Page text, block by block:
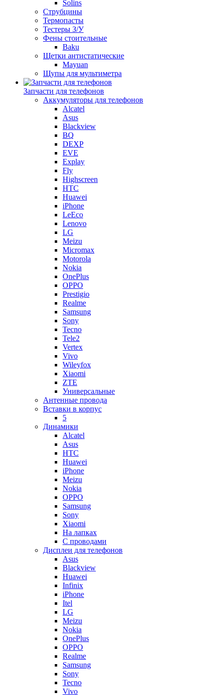
Solins
Струбцины
Термопасты
Тестеры З/У
Фены стоительные
Baku
Щетки антистатические
Mayuan
Щупы для мультиметра
Запчасти для телефонов
Аккумуляторы для телефонов
Alcatel
Asus
Blackview
BQ
DEXP
EVE
Explay
Fly
Highscreen
HTC
Huawei
iPhone
LeEco
Lenovo
LG
Meizu
Micromax
Motorola
Nokia
OnePlus
OPPO
Prestigio
Realme
Samsung
Sony
Tecno
Tele2
Vertex
Vivo
Wileyfox
Xiaomi
ZTE
Универсальные
Антенные провода
Вставки в корпус
5
Динамики
Alcatel
Asus
HTC
Huawei
iPhone
Meizu
Nokia
OPPO
Samsung
Sony
Xiaomi
На лапках
С проводами
Дисплеи для телефонов
Asus
Blackview
Huawei
Infinix
iPhone
Itel
LG
Meizu
Nokia
OnePlus
OPPO
Realme
Samsung
Sony
Tecno
Vivo